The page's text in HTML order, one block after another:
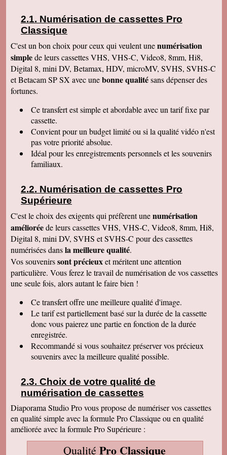
Denise J
Merci pour votre très agréable numérisation sur
facilement. J'ai déménagé en Résidence
autonomie et trouvé quelqu'un pour la lancer sur
l'écran. Mais c'était simple et évident, avec un
peu de courage et de réflexion j'y serai
parvenue. Tout fonctionne, facile d'accès.
Merci. Je garde vos coordonnées. Bien
Bernard G
Pour votre livre d'or : J'ai oublié ou plutôt remis
à plus tard ce que je devais vous écrire après
avoir reçu le disque dur. Pardonnez ma
négligence. Je tiens à vous redire toute ma
satisfaction, pour le travail accompli, mais aussi
vous remercier pour la qualité de votre relation
avec vos clients, ce qui constitue au final une
pour votre entreprise. Bien cordialement
Claudine T
de déballer et de picorer d'une cassette à l'autre.
Merci pour le travail. Nos souvenirs sont sauvés
: une grande joie pour mes enfants et mes
petits enfants. Je vous recommanderais dans
mon entourage pour votre sérieux. Merci
encore.
Aurélie V
Bonjour Sandrine !! J'ai mis du temps pour vous
écrire un commentaire très positif car nous
Merveilleux travail !!! Les films sont super !!
Excellente qualité d'images malgré l'âge des K7
:) Vous êtes une personne de confiance et je
suis heureuse de vous avoir confié les vidéos
de ma Maman décédée !! Je vous recommande
vraiment !! Prenez bien soin de vous !! Au
plaisir
Gislaine P
pas que ça rendrait aussi bien du fait que mes
cassettes sont vieilles plus de 30 ans ! Je vais
parler de vous à ma soeur qui a des cassettes a
copier aussi sur des cd. Bonne journée
Félix F.
J'ai bien reçu votre colis et vous remercie d'
les disquettes et suis pour ma part satisfait , je
Numérisation de cassettes Pro
Classique
C'est un bon choix pour ceux qui veulent unenumérisation
simplede leurs cassettes VHS, VHS-C, Video8, 8mm, Hi8,
Digital 8, mini DV, Betamax, HDV, microMV, SVHS, SVHS-C
et Betacam SP SX avec unebonne qualitésans dépenser des
fortunes.
Ce transfertest simple et abordable avec un tarif fixe par
cassette.
Convient pour un budget limité ou si la qualité vidéo n'est
pas votre priorité absolue.
Idéal pour les enregistrements personnels et les souvenirs
familiaux.
Numérisation de cassettes Pro
Supérieure
C'est le choix des exigents qui préfèrent unenumérisation
amélioréede leurs cassettes VHS, VHS-C, Video8, 8mm, Hi8,
Digital 8, mini DV, SVHS et SVHS-C pour des cassettes
numérisées dansla meilleure qualité.
Vos souvenirssont précieuxet méritent une attention
particulière. Vous ferez le travail de numérisation de vos cassettes
une seule fois, alors autant le faire bien !
Ce transfertoffre une meilleure qualité d'image.
Le tarif est partiellement basé sur la durée de la cassette
donc vous paierez une partie en fonction de la durée
enregistrée.
Recommandé si vous souhaitez préserver vos précieux
souvenirs avec la meilleure qualité possible.
Choix de votre qualité de
numérisation de cassettes
Diaporama Studio Pro vous propose de numériser vos cassettes
en qualité simple avec la formule Pro Classique ou en qualité
améliorée avec la formule Pro Supérieure :
Qualité Pro Classique